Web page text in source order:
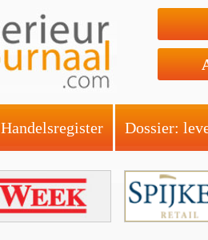
Handelsregister Dossier: